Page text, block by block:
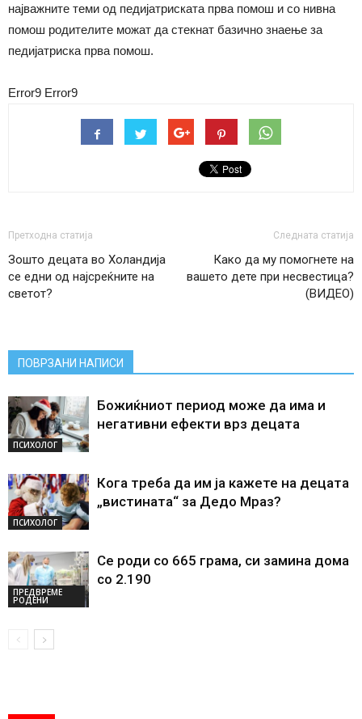
најважните теми од педијатриската прва помош и со нивна
помош родителите можат да стекнат базично знаење за
педијатриска прва помош.
Error9 Error9
Претходна статија
Зошто децата во Холандија
се едни од најсреќните на
светот?
Следната статија
Како да му помогнете на
вашето дете при несвестица?
(ВИДЕО)
ПОВРЗАНИ НАПИСИ
ПСИХОЛОГ
Божиќниот период може да има и
негативни ефекти врз децата
ПСИХОЛОГ
Кога треба да им ја кажете на децата
„вистината“ за Дедо Мраз?
ПРЕДВРЕМЕ
РОДЕНИ
Се роди со 665 грама, си замина дома
со 2.190